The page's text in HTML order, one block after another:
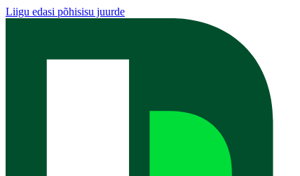
Liigu edasi põhisisu juurde